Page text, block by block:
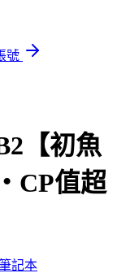
號
【初魚
值超
記本